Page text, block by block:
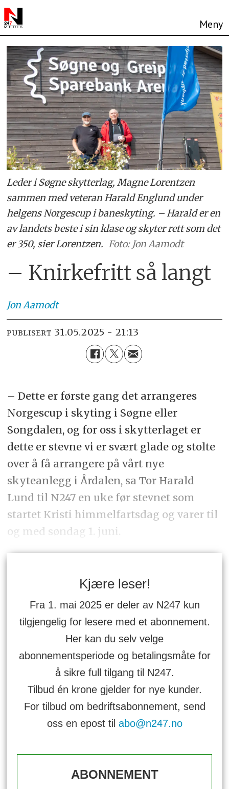
Leder i Søgne skytterlag, Magne Lorentzen
sammen med veteran Harald Englund under
helgens Norgescup i baneskyting. – Harald er en
av landets beste i sin klase og skyter rett som det
er 350, sier Lorentzen. Foto: Jon Aamodt
– Knirkefritt så langt
JonAamodt
PUBLISERT 31.05.2025 - 21:13
– Dette er første gang det arrangeres
Norgescup i skyting i Søgne eller
Songdalen, og for oss i skytterlaget er
dette er stevne vi er svært glade og stolte
over å få arrangere på vårt nye
skyteanlegg i Årdalen, sa Tor Harald
Lund til N247 en uke før stevnet som
startet Kristi himmelfartsdag og varer til
og med søndag 1. juni.
Kjære leser!
Fra 1. mai 2025 er deler av N247 kun
tilgjengelig for lesere med et abonnement.
Her kan du selv velge
abonnementsperiode og betalingsmåte for
å sikre full tilgang til N247.
Tilbud én krone gjelder for nye kunder.
For tilbud om bedriftsabonnement, send
oss en epost til abo@n247.no
ABONNEMENT